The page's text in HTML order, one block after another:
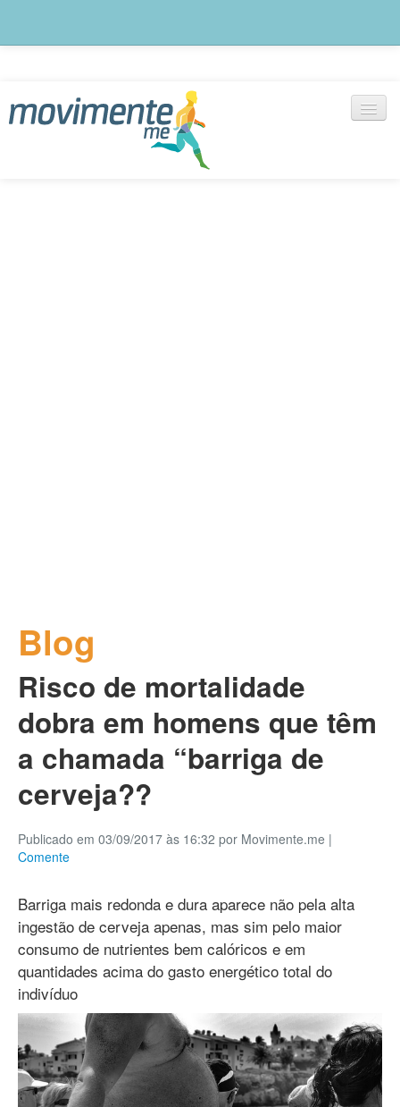
Blog
Risco de mortalidade
dobra em homens que têm
a chamada “barriga de
cerveja??
Publicado em 03/09/2017 às 16:32 por Movimente.me |
Comente
Barriga mais redonda e dura aparece não pela alta
ingestão de cerveja apenas, mas sim pelo maior
consumo de nutrientes bem calóricos e em
quantidades acima do gasto energético total do
indivíduo